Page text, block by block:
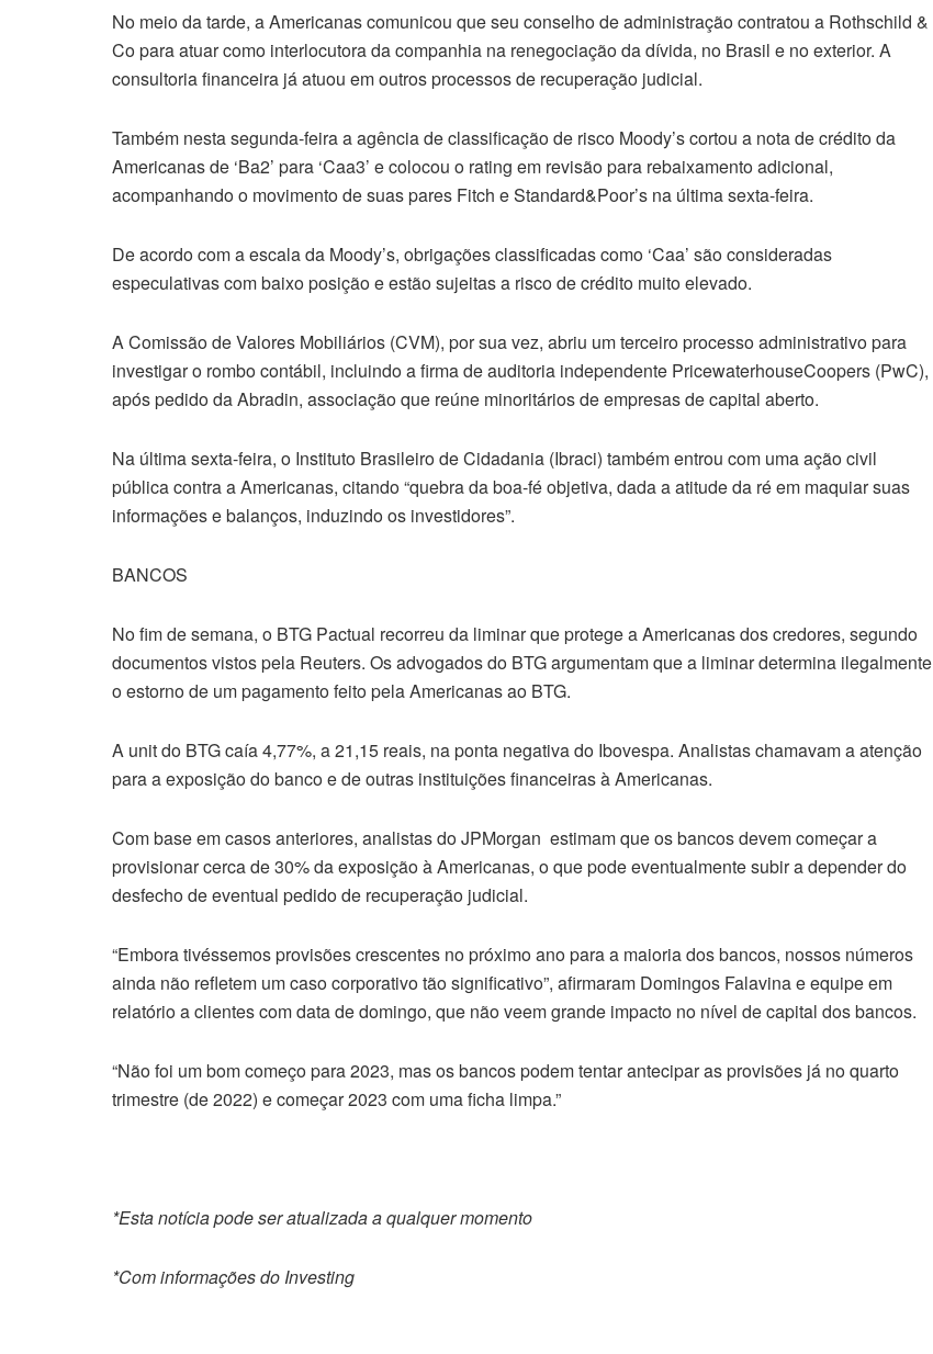
No meio da tarde, a Americanas comunicou que seu conselho de administração contratou a Rothschild &
Co para atuar como interlocutora da companhia na renegociação da dívida, no Brasil e no exterior. A
consultoria financeira já atuou em outros processos de recuperação judicial.
Também nesta segunda-feira a agência de classificação de risco Moody’s cortou a nota de crédito da
Americanas de ‘Ba2’ para ‘Caa3’ e colocou o rating em revisão para rebaixamento adicional,
acompanhando o movimento de suas pares Fitch e Standard&Poor’s na última sexta-feira.
De acordo com a escala da Moody’s, obrigações classificadas como ‘Caa’ são consideradas
especulativas com baixo posição e estão sujeitas a risco de crédito muito elevado.
A Comissão de Valores Mobiliários (CVM), por sua vez, abriu um terceiro processo administrativo para
investigar o rombo contábil, incluindo a firma de auditoria independente PricewaterhouseCoopers (PwC),
após pedido da Abradin, associação que reúne minoritários de empresas de capital aberto.
Na última sexta-feira, o Instituto Brasileiro de Cidadania (Ibraci) também entrou com uma ação civil
pública contra a Americanas, citando “quebra da boa-fé objetiva, dada a atitude da ré em maquiar suas
informações e balanços, induzindo os investidores”.
BANCOS
No fim de semana, o BTG Pactual recorreu da liminar que protege a Americanas dos credores, segundo
documentos vistos pela Reuters. Os advogados do BTG argumentam que a liminar determina ilegalmente
o estorno de um pagamento feito pela Americanas ao BTG.
A unit do BTG caía 4,77%, a 21,15 reais, na ponta negativa do Ibovespa. Analistas chamavam a atenção
para a exposição do banco e de outras instituições financeiras à Americanas.
Com base em casos anteriores, analistas do JPMorgan estimam que os bancos devem começar a
provisionar cerca de 30% da exposição à Americanas, o que pode eventualmente subir a depender do
desfecho de eventual pedido de recuperação judicial.
“Embora tivéssemos provisões crescentes no próximo ano para a maioria dos bancos, nossos números
ainda não refletem um caso corporativo tão significativo”, afirmaram Domingos Falavina e equipe em
relatório a clientes com data de domingo, que não veem grande impacto no nível de capital dos bancos.
“Não foi um bom começo para 2023, mas os bancos podem tentar antecipar as provisões já no quarto
trimestre (de 2022) e começar 2023 com uma ficha limpa.”
*Esta notícia pode ser atualizada a qualquer momento
*Com informações do Investing